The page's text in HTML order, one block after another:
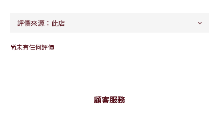
尚未有任何評價
顧客服務